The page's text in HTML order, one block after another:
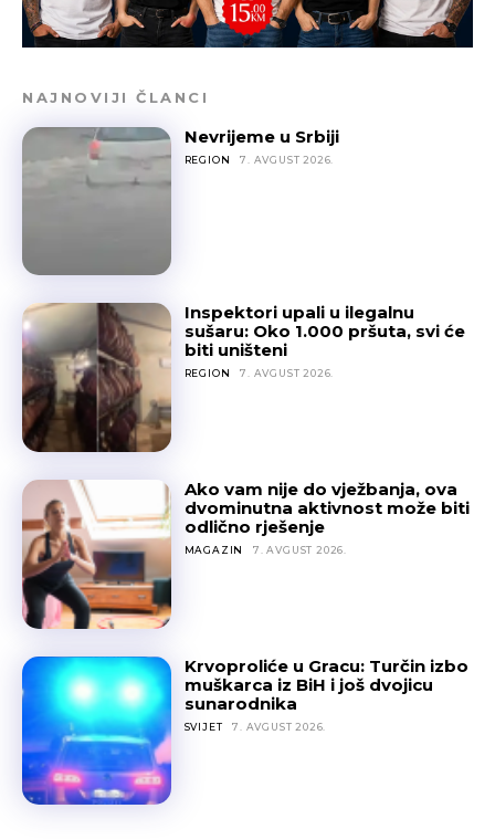
NAJNOVIJI ČLANCI
Nevrijeme u Srbiji
REGION 7. AVGUST 2026.
Inspektori upali u ilegalnu
sušaru: Oko 1.000 pršuta, svi će
biti uništeni
REGION 7. AVGUST 2026.
Ako vam nije do vježbanja, ova
dvominutna aktivnost može biti
odlično rješenje
MAGAZIN 7. AVGUST 2026.
Krvoproliće u Gracu: Turčin izbo
muškarca iz BiH i još dvojicu
sunarodnika
SVIJET 7. AVGUST 2026.